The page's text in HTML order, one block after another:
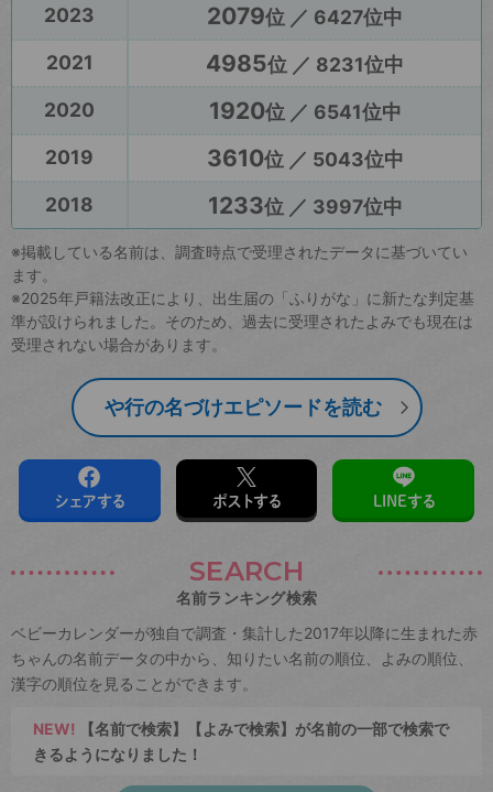
2023
2079位 ／ 6427位中
2021
4985位 ／ 8231位中
2020
1920位 ／ 6541位中
2019
3610位 ／ 5043位中
2018
1233位 ／ 3997位中
※掲載している名前は、調査時点で受理されたデータに基づいてい
ます。
※2025年戸籍法改正により、出生届の「ふりがな」に新たな判定基
準が設けられました。そのため、過去に受理されたよみでも現在は
受理されない場合があります。
や行の名づけエピソードを読む
シェアする ポストする LINEする
SEARCH
名前ランキング検索
ベビーカレンダーが独自で調査・集計した2017年以降に生まれた赤
ちゃんの名前データの中から、知りたい名前の順位、よみの順位、
漢字の順位を見ることができます。
NEW! 【名前で検索】【よみで検索】が名前の一部で検索で
きるようになりました！